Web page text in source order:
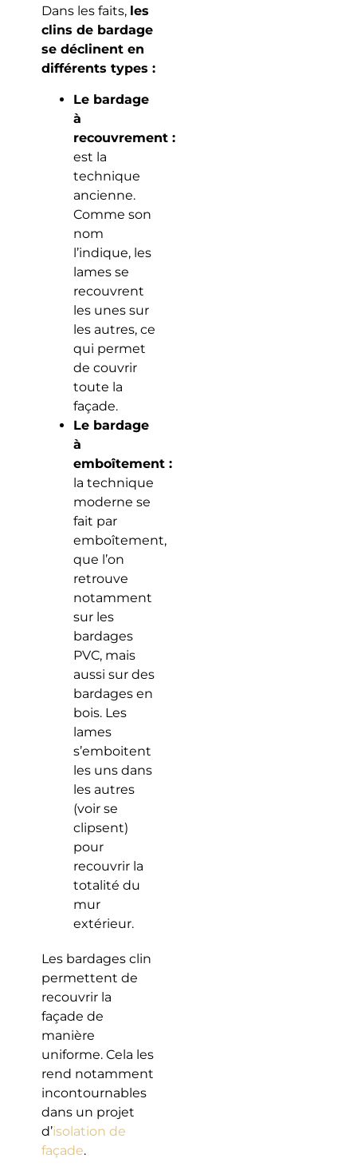
Dans les faits, les
clins de bardage
se déclinent en
différents types :
Le bardage
à
recouvrement :
est la
technique
ancienne.
Comme son
nom
l’indique, les
lames se
recouvrent
les unes sur
les autres, ce
qui permet
de couvrir
toute la
façade.
Le bardage
à
emboîtement :
la technique
moderne se
fait par
emboîtement,
que l’on
retrouve
notamment
sur les
bardages
PVC, mais
aussi sur des
bardages en
bois. Les
lames
s’emboitent
les uns dans
les autres
(voir se
clipsent)
pour
recouvrir la
totalité du
mur
extérieur.
Les bardages clin
permettent de
recouvrir la
façade de
manière
uniforme. Cela les
rend notamment
incontournables
dans un projet
d’isolation de
façade.